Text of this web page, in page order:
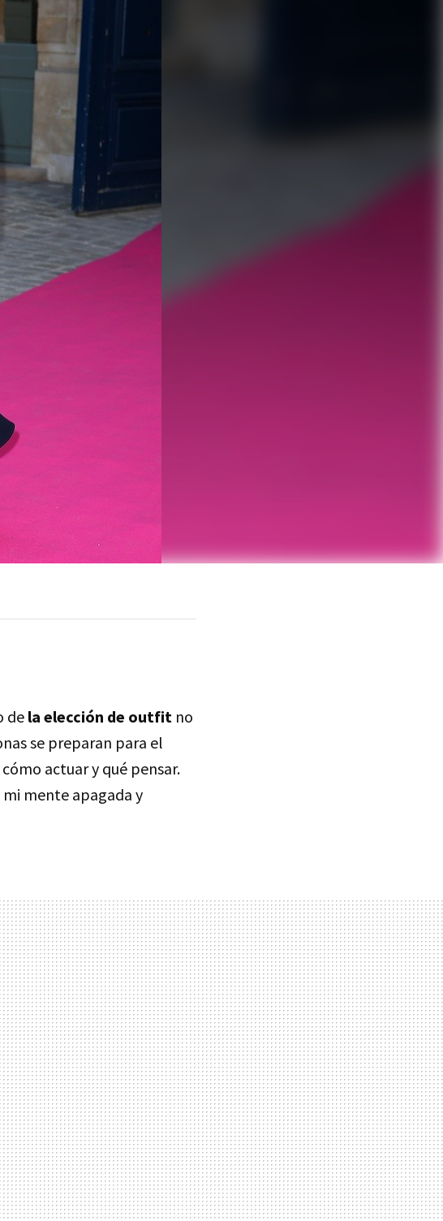
dela elección de outfit no
se preparan para el
cómo actuar y qué pensar.
mente apagada y